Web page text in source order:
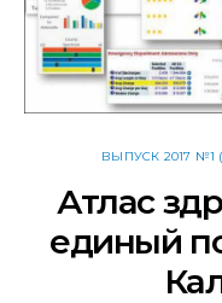
ВЫПУСК 2017 №1
Атлас
единый